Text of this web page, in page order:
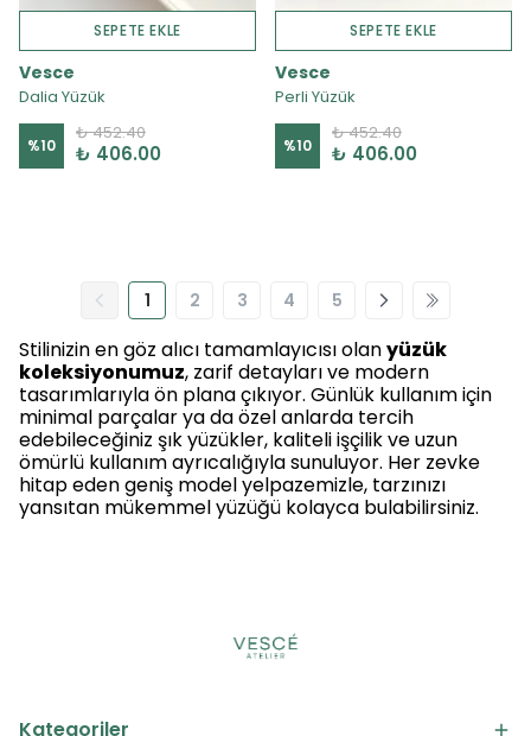
SEPETE EKLE
Vesce
Dalia Yüzük
%10
₺ 452.40
₺ 406.00
SEPETE EKLE
Vesce
Perli Yüzük
%10
₺ 452.40
₺ 406.00
1 2 3 4 5
Stilinizin en göz alıcı tamamlayıcısı olanyüzük
koleksiyonumuz, zarif detayları ve modern
tasarımlarıyla ön plana çıkıyor. Günlük kullanım için
minimal parçalar ya da özel anlarda tercih
edebileceğiniz şık yüzükler, kaliteli işçilik ve uzun
ömürlü kullanım ayrıcalığıyla sunuluyor. Her zevke
hitap eden geniş model yelpazemizle, tarzınızı
yansıtan mükemmel yüzüğü kolayca bulabilirsiniz.
Kategoriler